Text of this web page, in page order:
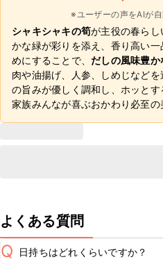
※ユーザーの声をAIが
シャキシャキの筍が主役の春ら
かな緑が彩りを添え、香り高い
めにすることで、 だしの風味豊か
肉や油揚げ、人参、しめじなど
の旨みが優しく調和し、ホッとす
家族みんなが喜ぶおかわり必至の
よくある質問
Q 日持ちはどれくらいですか？